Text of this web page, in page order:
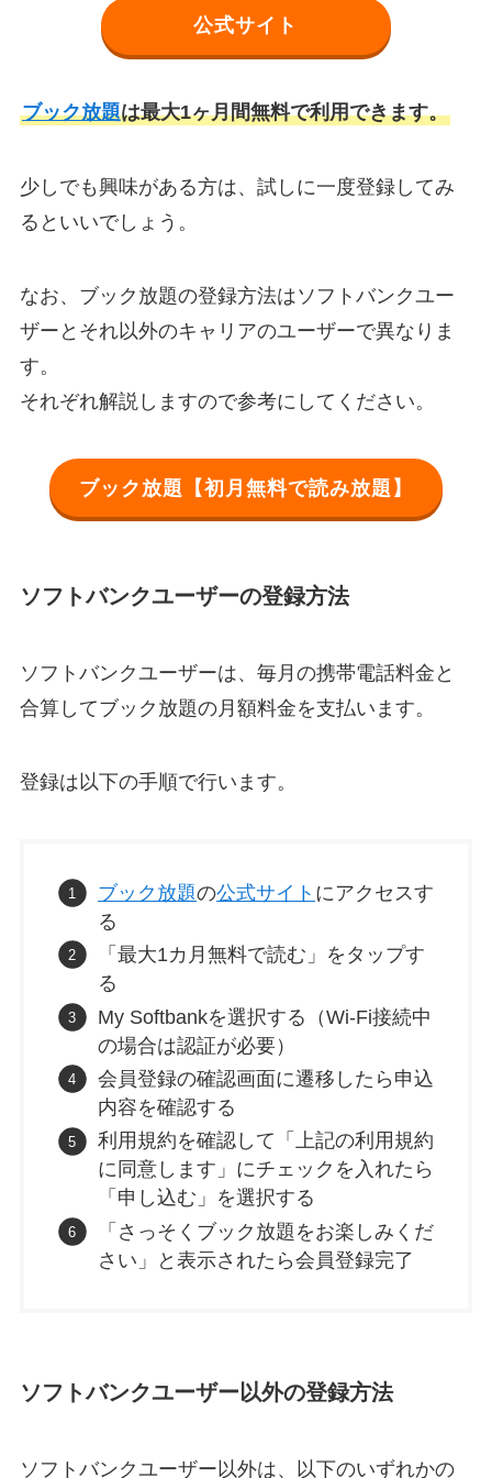
公式サイト
ブック放題は最大1ヶ月間無料で利用できます。
少しでも興味がある方は、試しに一度登録してみ
るといいでしょう。
なお、ブック放題の登録方法はソフトバンクユー
ザーとそれ以外のキャリアのユーザーで異なりま
す。
それぞれ解説しますので参考にしてください。
ブック放題【初月無料で読み放題】
ソフトバンクユーザーの登録方法
ソフトバンクユーザーは、毎月の携帯電話料金と
合算してブック放題の月額料金を支払います。
登録は以下の手順で行います。
ブック放題の公式サイト にアクセスす
る
「最大1カ月無料で読む」をタップす
る
My Softbankを選択する（Wi-Fi接続中
の場合は認証が必要）
会員登録の確認画面に遷移したら申込
内容を確認する
利用規約を確認して「上記の利用規約
に同意します」にチェックを入れたら
「申し込む」を選択する
「さっそくブック放題をお楽しみくだ
さい」と表示されたら会員登録完了
ソフトバンクユーザー以外の登録方法
ソフトバンクユーザー以外は、以下のいずれかの